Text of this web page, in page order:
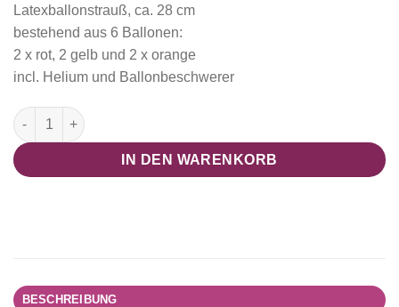
Latexballonstrauß, ca. 28 cm
bestehend aus 6 Ballonen:
2 x rot, 2 gelb und 2 x orange
incl. Helium und Ballonbeschwerer
Set Ballonstrauß und Flamme auf Latexballonsockel Menge
IN DEN WARENKORB
BESCHREIBUNG